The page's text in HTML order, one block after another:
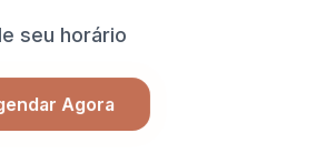
seu horário
Agora